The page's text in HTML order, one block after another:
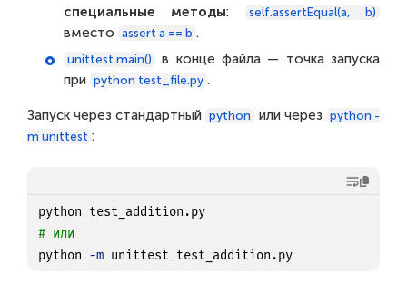
специальные методы: self.assertEqual(a, b)
вместо assert a == b .
unittest.main()
в конце файла — точка запуска
при python test_file.py .
Запуск через стандартный python или через python -
m unittest :
# или
python -m